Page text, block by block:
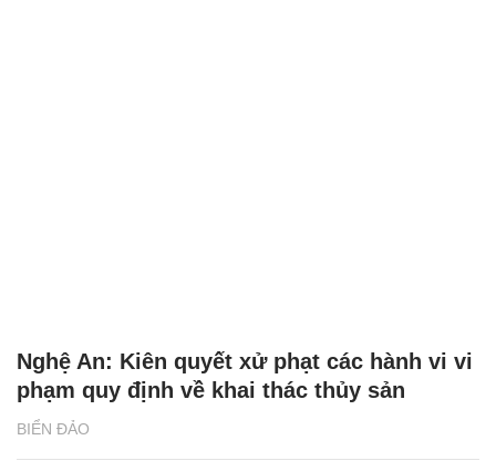
BIỂN ĐẢO
Nghệ An: Kiên quyết xử phạt các hành vi vi
phạm quy định về khai thác thủy sản